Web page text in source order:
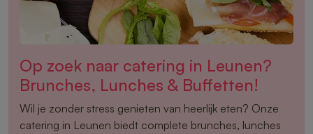
Op zoek naar catering in Leunen?
Brunches, Lunches & Buffetten!
Wil je zonder stress genieten van heerlijk eten? Onze
catering in Leunen biedt complete brunches, lunches